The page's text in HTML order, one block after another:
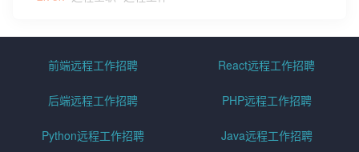
前端远程工作招聘 React远程工作招聘
后端远程工作招聘 PHP远程工作招聘
Python远程工作招聘 Java远程工作招聘